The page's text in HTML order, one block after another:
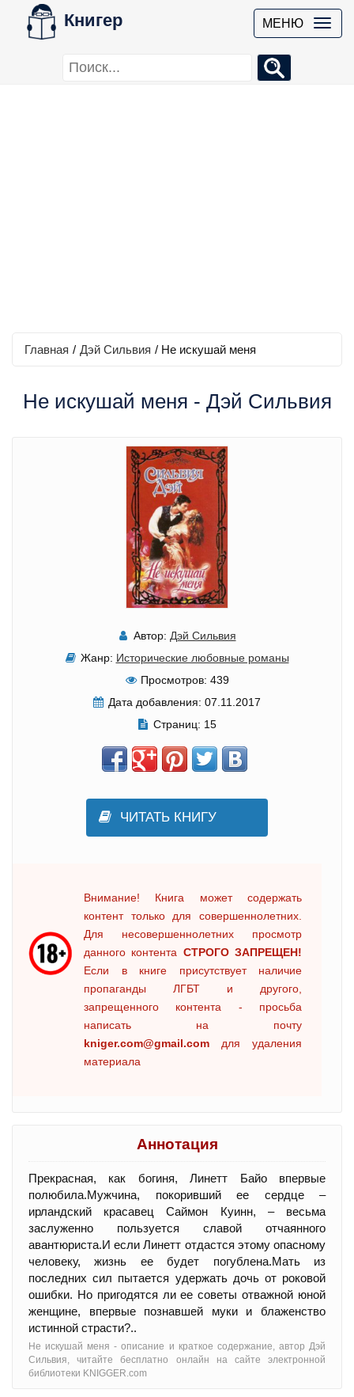
Книгер МЕНЮ
Главная / Дэй Сильвия / Не искушай меня
Не искушай меня - Дэй Сильвия
Автор: Дэй Сильвия
Жанр: Исторические любовные романы
Просмотров: 439
Дата добавления: 07.11.2017
Страниц: 15
ЧИТАТЬ КНИГУ
Внимание! Книга может содержать
контент только для совершеннолетних.
Для несовершеннолетних просмотр
данного контента СТРОГО ЗАПРЕЩЕН!
Если в книге присутствует наличие
пропаганды ЛГБТ и другого,
запрещенного контента - просьба
написать на почту
kniger.com@gmail.com для удаления
материала
Аннотация
Прекрасная, как богиня, Линетт Байо впервые
полюбила.Мужчина, покоривший ее сердце –
ирландский красавец Саймон Куинн, – весьма
заслуженно пользуется славой отчаянного
авантюриста.И если Линетт отдастся этому опасному
человеку, жизнь ее будет погублена.Мать из
последних сил пытается удержать дочь от роковой
ошибки. Но пригодятся ли ее советы отважной юной
женщине, впервые познавшей муки и блаженство
истинной страсти?..
Не искушай меня - oписание и краткое содержание, автор Дэй
Сильвия, читайте бесплатно онлайн на сайте электронной
библиотеки KNIGGER.com